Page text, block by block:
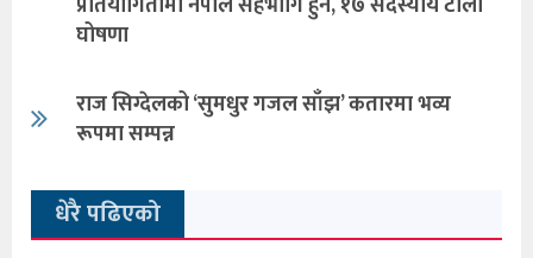
घोषणा
राज सिग्देलको ‘सुमधुर गजल साँझ’ कतारमा भव्य
रूपमा सम्पन्न
धेरै पढिएको